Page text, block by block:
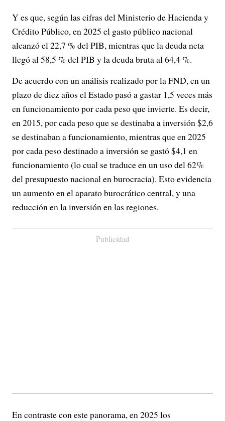
Y es que, según las cifras del Ministerio de Hacienda y
Crédito Público, en 2025 el gasto público nacional
alcanzó el 22,7 % del PIB, mientras que la deuda neta
llegó al 58,5 % del PIB y la deuda bruta al 64,4 %.
De acuerdo con un análisis realizado por la FND, en un
plazo de diez años el Estado pasó a gastar 1,5 veces más
en funcionamiento por cada peso que invierte. Es decir,
en 2015, por cada peso que se destinaba a inversión $2,6
se destinaban a funcionamiento, mientras que en 2025
por cada peso destinado a inversión se gastó $4,1 en
funcionamiento (lo cual se traduce en un uso del 62%
del presupuesto nacional en burocracia). Esto evidencia
un aumento en el aparato burocrático central, y una
reducción en la inversión en las regiones.
Publicidad
En contraste con este panorama, en 2025 los